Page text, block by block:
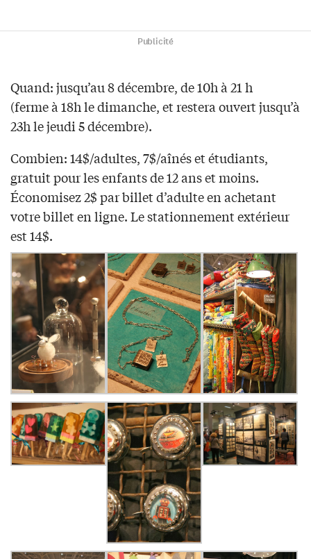
Publicité
Quand: jusqu’au 8 décembre, de 10h à 21 h
(ferme à 18h le dimanche, et restera ouvert jusqu’à
23h le jeudi 5 décembre).
Combien: 14$/adultes, 7$/aînés et étudiants,
gratuit pour les enfants de 12 ans et moins.
Économisez 2$ par billet d’adulte en achetant
votre billet en ligne. Le stationnement extérieur
est 14$.